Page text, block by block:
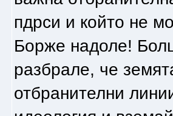
пдрси и който не
Борже надоле!
разбрале, че
отбранителни